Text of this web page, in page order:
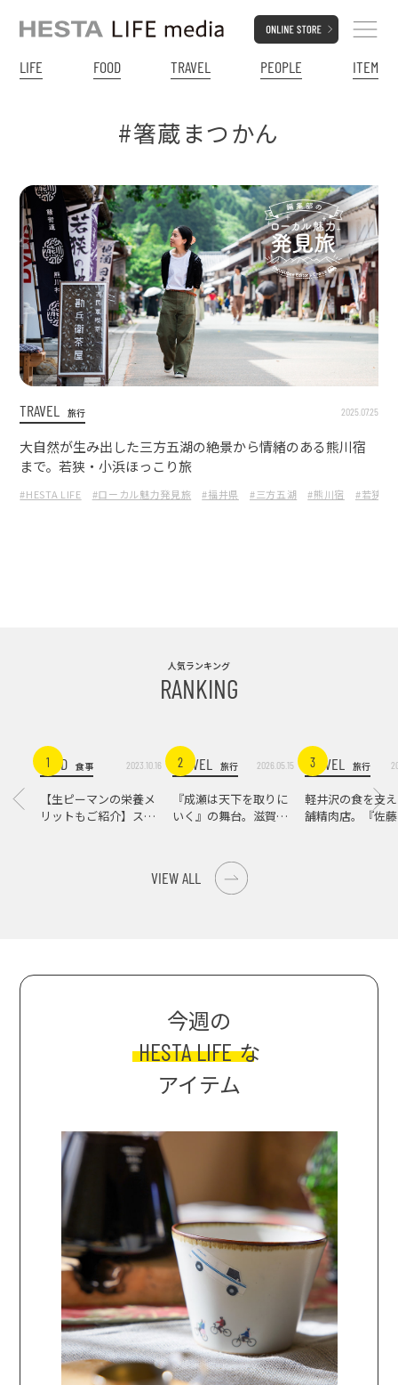
LIFE FOOD TRAVEL PEOPLE ITEM
#箸蔵まつかん
TRAVEL 旅行 2025.07.25
大自然が生み出した三方五湖の絶景から情緒のある熊川宿
まで。若狭・小浜ほっこり旅
#HESTA LIFE #ローカル魅力発見旅 #福井県 #三方五湖 #熊川宿 #若狭ビ
人気ランキング
RANKING
1FOOD 食事 2023.10.16
【生ピーマンの栄養メ
リットもご紹介】スパ
2
TRAVEL 旅行 2026.05.15
『成瀬は天下を取りに
いく』の舞台。滋賀県
3
TRAVEL 旅行
軽井沢の食を支
舗精肉店。『佐
VIEW ALL
今週の
HESTA LIFE な
アイテム